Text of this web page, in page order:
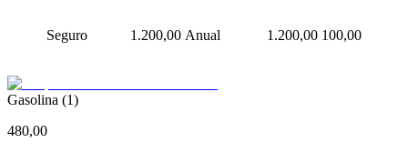
Seguro 1.200,00 Anual 1.200,00 100,00
Gasolina (1)
480,00